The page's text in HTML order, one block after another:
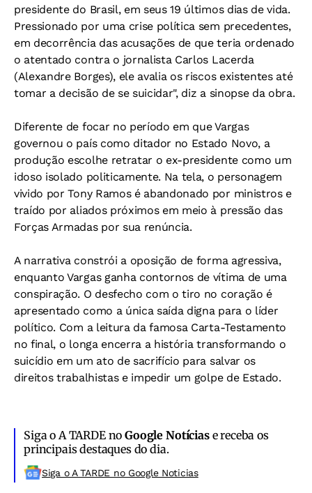
presidente do Brasil, em seus 19 últimos dias de vida.
Pressionado por uma crise política sem precedentes,
em decorrência das acusações de que teria ordenado
o atentado contra o jornalista Carlos Lacerda
(Alexandre Borges), ele avalia os riscos existentes até
tomar a decisão de se suicidar", diz a sinopse da obra.
Diferente de focar no período em que Vargas
governou o país como ditador no Estado Novo, a
produção escolhe retratar o ex-presidente como um
idoso isolado politicamente. Na tela, o personagem
vivido por Tony Ramos é abandonado por ministros e
traído por aliados próximos em meio à pressão das
Forças Armadas por sua renúncia.
A narrativa constrói a oposição de forma agressiva,
enquanto Vargas ganha contornos de vítima de uma
conspiração. O desfecho com o tiro no coração é
apresentado como a única saída digna para o líder
político. Com a leitura da famosa Carta-Testamento
no final, o longa encerra a história transformando o
suicídio em um ato de sacrifício para salvar os
direitos trabalhistas e impedir um golpe de Estado.
Siga o A TARDE noGoogle Notíciase receba os
principais destaques do dia.
Siga o A TARDE no Google Noticias